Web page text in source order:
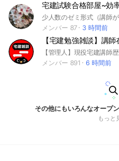
宅建試験合格部屋~効
メンバー 87
3 時間前
【宅建勉強雑談】講師
メンバー 891
6 時間前
その他にもいろんなオープ
もっと